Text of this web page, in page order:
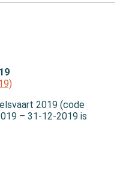
2019 (code
– 31-12-2019 is